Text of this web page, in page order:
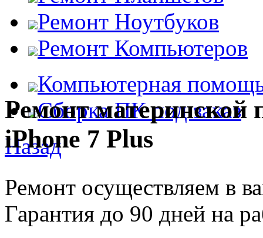
Ремонт Ноутбуков
Ремонт Компьютеров
Компьютерная
Сборка ПК под заказ
Назад
Ремонт материнской
iPhone 7 Plus
Ремонт осуществляем в
Гарантия до 90 дней на